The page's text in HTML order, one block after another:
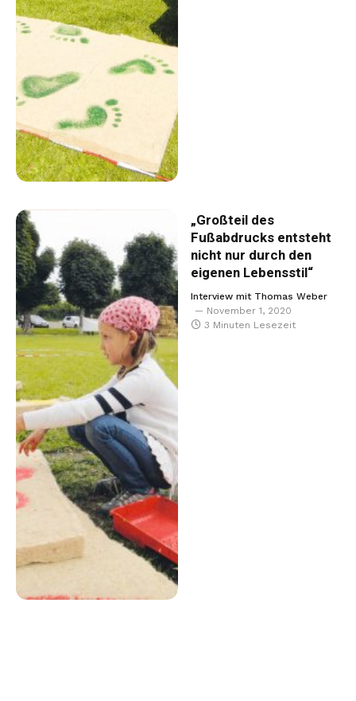
„Großteil des
Fußabdrucks entsteht
nicht nur durch den
eigenen Lebensstil“
Interview mit Thomas Weber
November 1, 2020
3 Minuten Lesezeit